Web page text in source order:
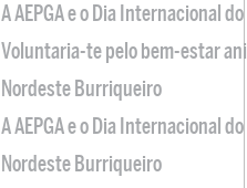
A AEPGA e o Dia Internacional
Voluntaria-te pelo bem-estar
Nordeste Burriqueiro
A AEPGA e o Dia Internacional
Nordeste Burriqueiro